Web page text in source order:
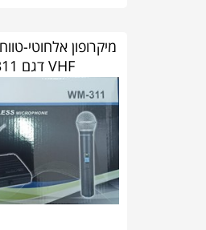
מיקרופון אלחוטי-
VHF דגם WM-311